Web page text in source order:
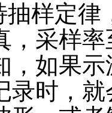
样定律
，采样
，如果
录时，